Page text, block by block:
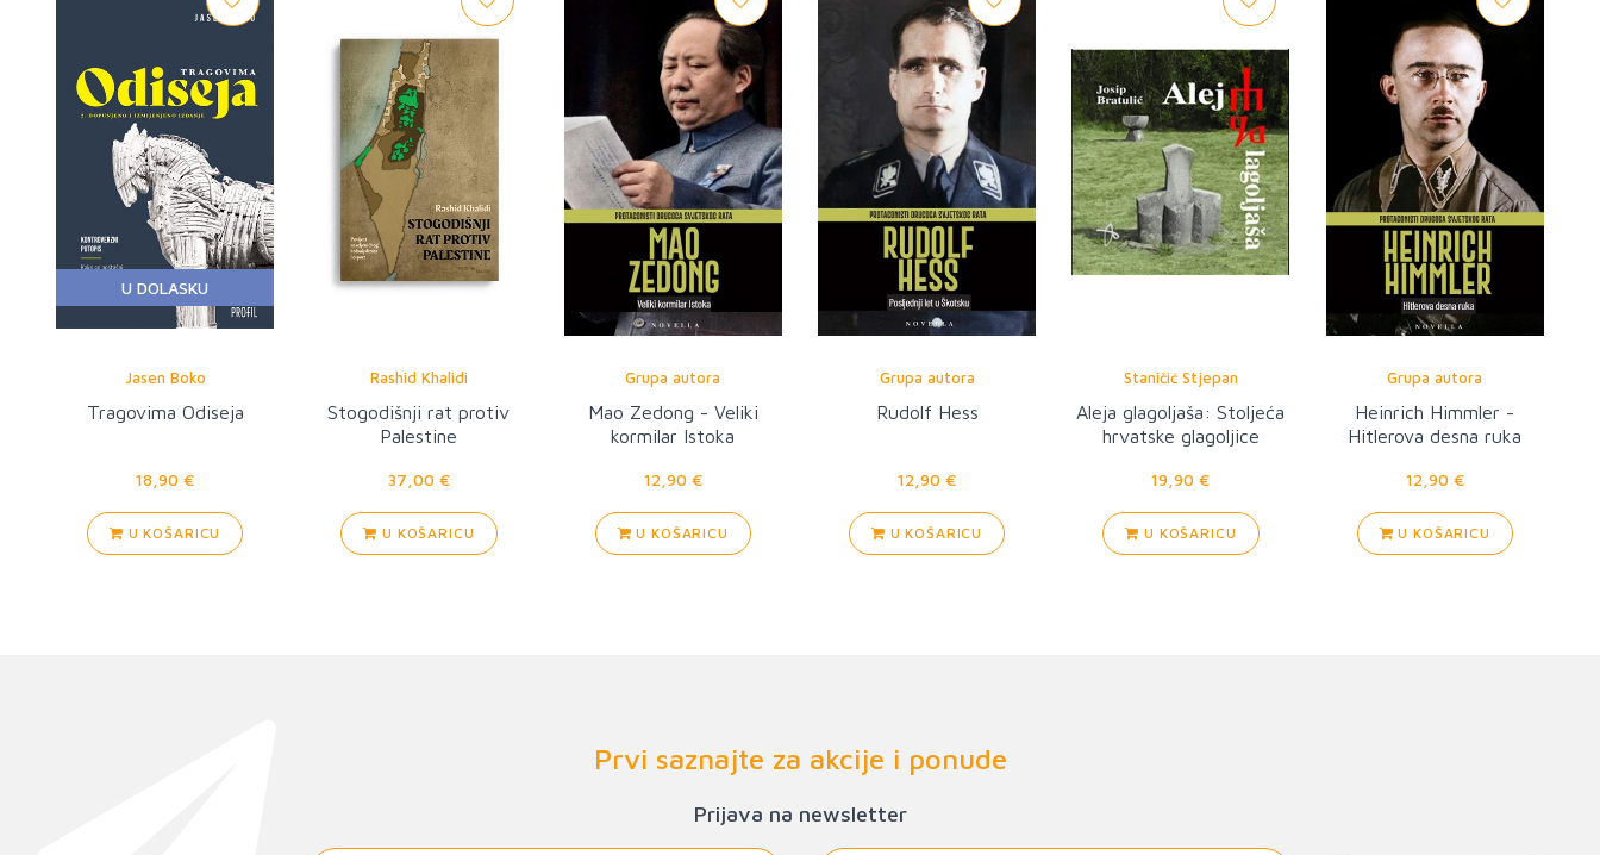
U DOLASKU
Jasen Boko
Tragovima Odiseja
18,90 €
U KOŠARICU
Rashid Khalidi
Stogodišnji rat protiv
Palestine
37,00 €
U KOŠARICU
Grupa autora
Mao Zedong - Veliki
kormilar Istoka
12,90 €
U KOŠARICU
Grupa autora
Rudolf Hess
12,90 €
U KOŠARICU
Staničić Stjepan
Aleja glagoljaša: Stoljeća
hrvatske glagoljice
19,90 €
U KOŠARICU
Grupa autora
Heinrich Himmler -
Hitlerova desna ruka
12,90 €
U KOŠARICU
Prvi saznajte za akcije i ponude
Prijava na newsletter